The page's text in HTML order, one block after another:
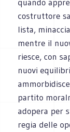
quando
costruttore
lista,
mentre il
riesce, con
nuovi
partito
adopera per
regia delle